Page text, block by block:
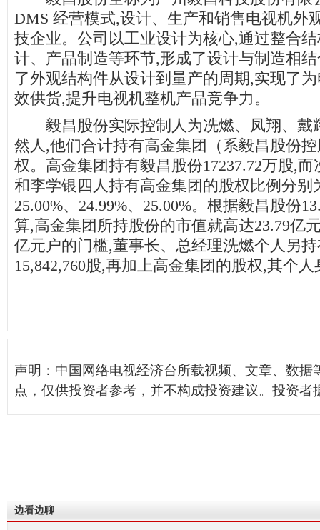
DMS 经营模式,设计、生产和销售电视机外
技企业。公司以工业设计为核心,通过整合
计、产品制造等环节,形成了设计与制造相
了外观结构件从设计到量产的周期,实现了
效供货,提升电视机整机产品竞争力。
毅昌股份实际控制人为冼燃、凤翔、戴
然人,他们合计持有高金集团（系毅昌股份
权。高金集团持有毅昌股份17237.72万股,
和李学银四人持有高金集团的股权比例分别
25.00%、24.99%、25.00%。根据毅昌股份
算,高金集团所持股份的市值就高达23.79亿
亿元户的门槛,董事长、总经理洗燃个人另
15,842,760股,再加上高金集团的股权,其个
声明：中国网络电视经济台所载视频、文章、数据
点，仅供投资者参考，并不构成投资建议。投资者
边看边聊